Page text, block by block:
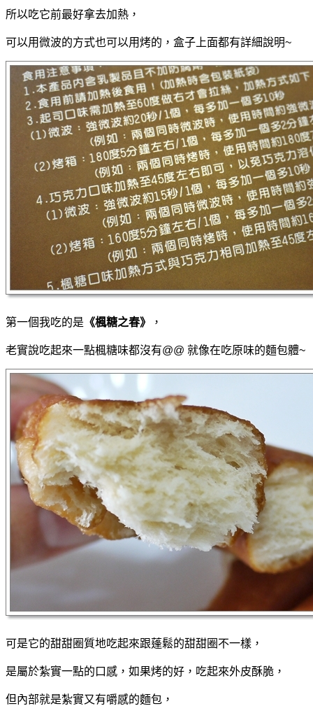
所以吃它前最好拿去加熱，
可以用微波的方式也可以用烤的，盒子上面都有詳細說明~
第一個我吃的是 《楓糖之春》 ，
老實說吃起來一點楓糖味都沒有@@ 就像在吃原味的麵包體~
可是它的甜甜圈質地吃起來跟蓬鬆的甜甜圈不一樣，
是屬於紮實一點的口感，如果烤的好，吃起來外皮酥脆，
但內部就是紮實又有嚼感的麵包，